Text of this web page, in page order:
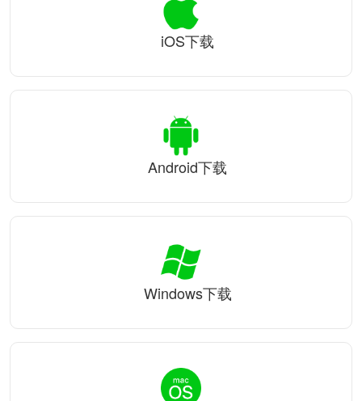
iOS下载
Android下载
Windows下载